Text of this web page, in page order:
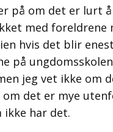
på om det er lurt
med
hvis det blir
på
jeg vet ikke om
det er mye
ikke har det.